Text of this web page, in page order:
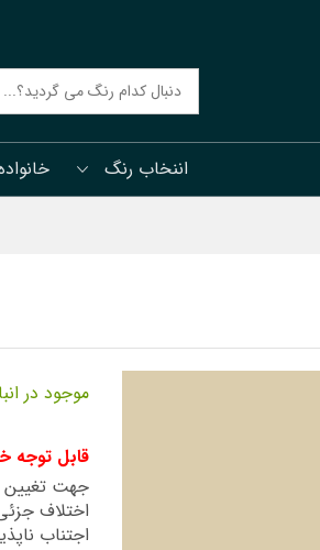
اننخاب رنگ
موجود در
قابل توجه
جهت تغیین
اختلاف
اجتناب